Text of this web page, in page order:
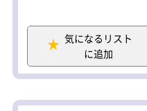
▼食品配送
をお任せし
・大手菓子
野木工場（
玉）への洋
気になるリスト
に追加